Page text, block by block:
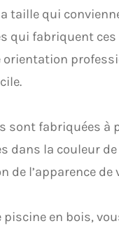
taille qui
qui fabriquent
sont fabriquées
dans la couleur
de l’apparence
en bois,